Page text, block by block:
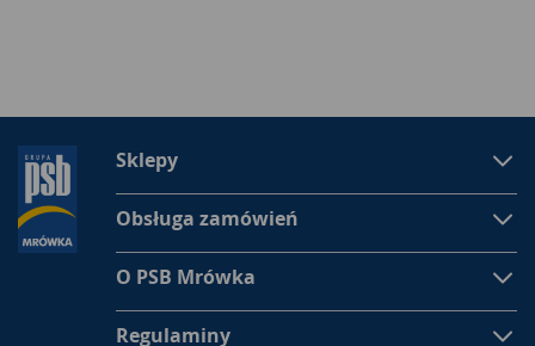
Sklepy
Obsługa zamówień
O PSB Mrówka
Regulaminy